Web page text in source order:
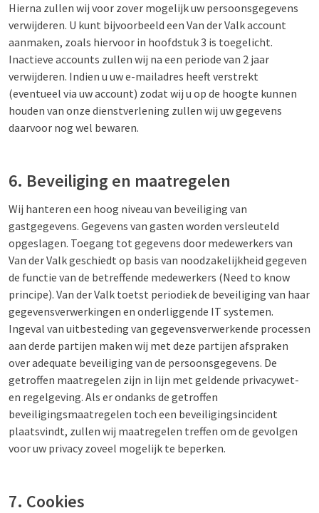
Hierna zullen wij voor zover mogelijk uw persoonsgegevens
verwijderen. U kunt bijvoorbeeld een Van der Valk account
aanmaken, zoals hiervoor in hoofdstuk 3 is toegelicht.
Inactieve accounts zullen wij na een periode van 2 jaar
verwijderen. Indien u uw e-mailadres heeft verstrekt
(eventueel via uw account) zodat wij u op de hoogte kunnen
houden van onze dienstverlening zullen wij uw gegevens
daarvoor nog wel bewaren.
6. Beveiliging en maatregelen
Wij hanteren een hoog niveau van beveiliging van
gastgegevens. Gegevens van gasten worden versleuteld
opgeslagen. Toegang tot gegevens door medewerkers van
Van der Valk geschiedt op basis van noodzakelijkheid gegeven
de functie van de betreffende medewerkers (Need to know
principe). Van der Valk toetst periodiek de beveiliging van haar
gegevensverwerkingen en onderliggende IT systemen.
Ingeval van uitbesteding van gegevensverwerkende processen
aan derde partijen maken wij met deze partijen afspraken
over adequate beveiliging van de persoonsgegevens. De
getroffen maatregelen zijn in lijn met geldende privacywet-
en regelgeving. Als er ondanks de getroffen
beveiligingsmaatregelen toch een beveiligingsincident
plaatsvindt, zullen wij maatregelen treffen om de gevolgen
voor uw privacy zoveel mogelijk te beperken.
7. Cookies